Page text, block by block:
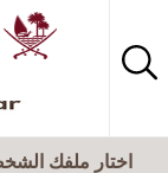
تجاوز إلى
اختار ملفك